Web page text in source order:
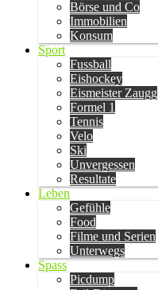
Börse und Co
Immobilien
Konsum
Sport
Fussball
Eishockey
Eismeister Zaugg
Formel 1
Tennis
Velo
Ski
Unvergessen
Resultate
Leben
Gefühle
Food
Filme und Serien
Unterwegs
Spass
Picdump